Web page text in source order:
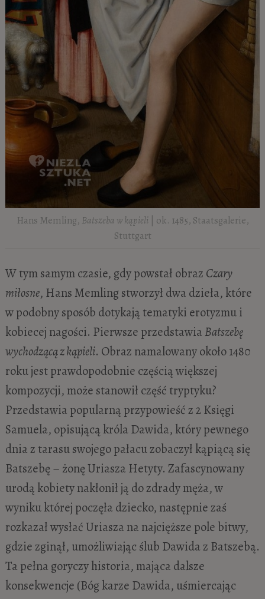
Hans Memling, Batszeba w kąpieli| ok. 1485, Staatsgalerie,
Stuttgart
W tym samym czasie, gdy powstał obraz Czary
miłosne, Hans Memling stworzył dwa dzieła, które
w podobny sposób dotykają tematyki erotyzmu i
kobiecej nagości. Pierwsze przedstawiaBatszebę
wychodzącą z kąpieli. Obraz namalowany około 1480
roku jest prawdopodobnie częścią większej
kompozycji, może stanowił część tryptyku?
Przedstawia popularną przypowieść z 2 Księgi
Samuela, opisującą króla Dawida, który pewnego
dnia z tarasu swojego pałacu zobaczył kąpiącą się
Batszebę – żonę Uriasza Hetyty. Zafascynowany
urodą kobiety nakłonił ją do zdrady męża, w
wyniku której poczęła dziecko, następnie zaś
rozkazał wysłać Uriasza na najcięższe pole bitwy,
gdzie zginął, umożliwiając ślub Dawida z Batszebą.
Ta pełna goryczy historia, mająca dalsze
konsekwencje (Bóg karze Dawida, uśmiercając